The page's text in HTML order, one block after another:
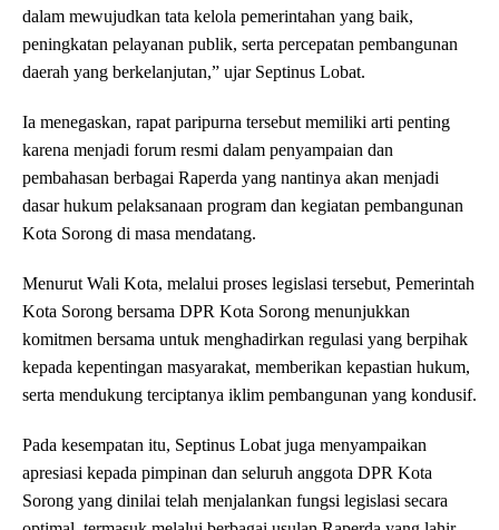
dalam mewujudkan tata kelola pemerintahan yang baik,
peningkatan pelayanan publik, serta percepatan pembangunan
daerah yang berkelanjutan,” ujar Septinus Lobat.
Ia menegaskan, rapat paripurna tersebut memiliki arti penting
karena menjadi forum resmi dalam penyampaian dan
pembahasan berbagai Raperda yang nantinya akan menjadi
dasar hukum pelaksanaan program dan kegiatan pembangunan
Kota Sorong di masa mendatang.
Menurut Wali Kota, melalui proses legislasi tersebut, Pemerintah
Kota Sorong bersama DPR Kota Sorong menunjukkan
komitmen bersama untuk menghadirkan regulasi yang berpihak
kepada kepentingan masyarakat, memberikan kepastian hukum,
serta mendukung terciptanya iklim pembangunan yang kondusif.
Pada kesempatan itu, Septinus Lobat juga menyampaikan
apresiasi kepada pimpinan dan seluruh anggota DPR Kota
Sorong yang dinilai telah menjalankan fungsi legislasi secara